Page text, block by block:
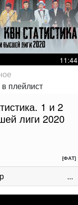
11:44
1 и 2
лиги 2020
[ФАТ]
...